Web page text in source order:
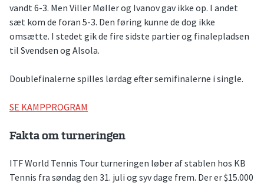
vandt 6-3. Men Viller Møller og Ivanov gav ikke op. I andet
sæt kom de foran 5-3. Den føring kunne de dog ikke
omsætte. I stedet gik de fire sidste partier og finalepladsen
til Svendsen og Alsola.
Doublefinalerne spilles lørdag efter semifinalerne i single.
SE KAMPPROGRAM
Fakta om turneringen
ITF World Tennis Tour turneringen løber af stablen hos KB
Tennis fra søndag den 31. juli og syv dage frem. Der er $15.000